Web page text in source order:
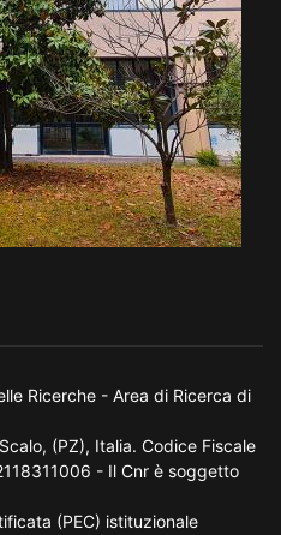
Ricerche - Area di Ricerca di
(PZ), Italia. Codice Fiscale
- Il Cnr è soggetto
(PEC) istituzionale